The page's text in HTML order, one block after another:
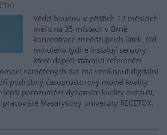
ČTK)
Vědci boudou v příštích 12 měsících
měřit na 35 místech v Brně
koncentrace znečišťujících látek. Od
minulého týdne instalují senzory,
které doplní stávající referenční
naměřených dat má vzniknout digitální
podrobný časoprostorový model kvality
lepší porozumění dynamice kvality ovzduší,
Masarykovy univerzity RECETOX.